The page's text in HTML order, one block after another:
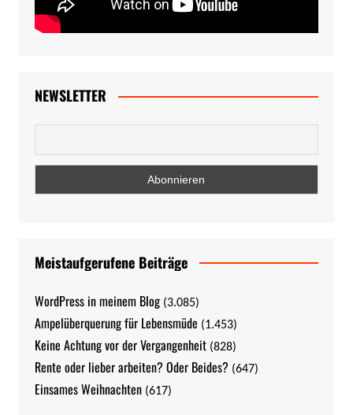
NEWSLETTER
Meistaufgerufene Beiträge
WordPress in meinem Blog (3.085)
Ampelüberquerung für Lebensmüde (1.453)
Keine Achtung vor der Vergangenheit (828)
Rente oder lieber arbeiten? Oder Beides? (647)
Einsames Weihnachten (617)